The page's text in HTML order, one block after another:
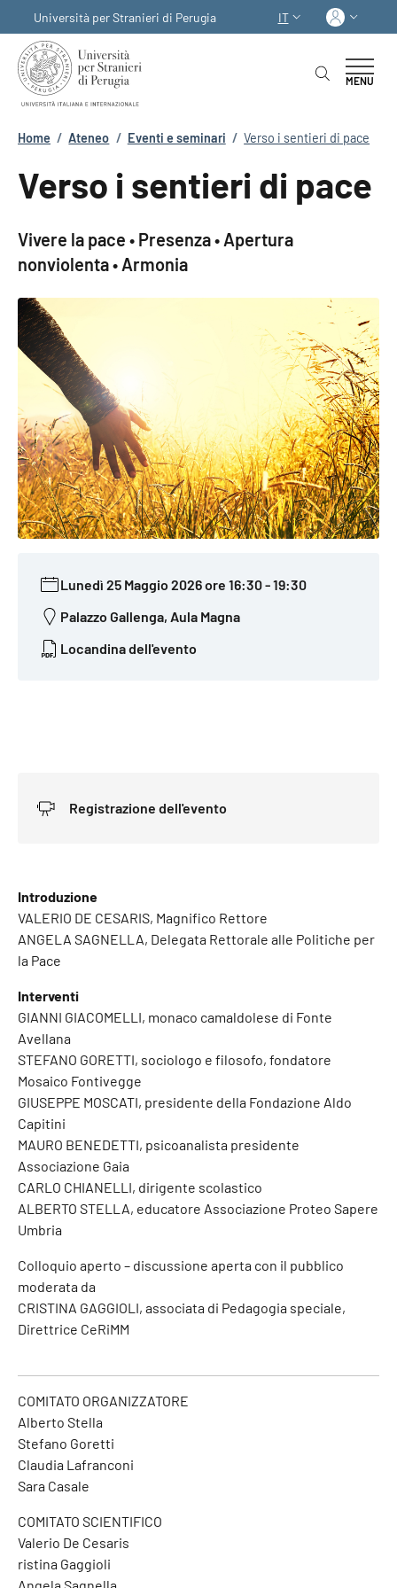
Università per Stranieri di Perugia
SELETTORE LINGUA:
IT
MENU
Briciole di pane
Home / Ateneo / Eventi e seminari / Verso i sentieri di pace
Verso i sentieri di pace
Vivere la pace • Presenza • Apertura
nonviolenta • Armonia
Lunedì 25 Maggio 2026 ore 16:30-19:30
Palazzo Gallenga, Aula Magna
Locandina dell'evento
Registrazione dell'evento
Introduzione
VALERIO DE CESARIS, Magnifico Rettore
ANGELA SAGNELLA, Delegata Rettorale alle Politiche per
la Pace
Interventi
GIANNI GIACOMELLI, monaco camaldolese di Fonte
Avellana
STEFANO GORETTI, sociologo e filosofo, fondatore
Mosaico Fontivegge
GIUSEPPE MOSCATI, presidente della Fondazione Aldo
Capitini
MAURO BENEDETTI, psicoanalista presidente
Associazione Gaia
CARLO CHIANELLI, dirigente scolastico
ALBERTO STELLA, educatore Associazione Proteo Sapere
Umbria
Colloquio aperto – discussione aperta con il pubblico
moderata da
CRISTINA GAGGIOLI, associata di Pedagogia speciale,
Direttrice CeRiMM
COMITATO ORGANIZZATORE
Alberto Stella
Stefano Goretti
Claudia Lafranconi
Sara Casale
COMITATO SCIENTIFICO
Valerio De Cesaris
ristina Gaggioli